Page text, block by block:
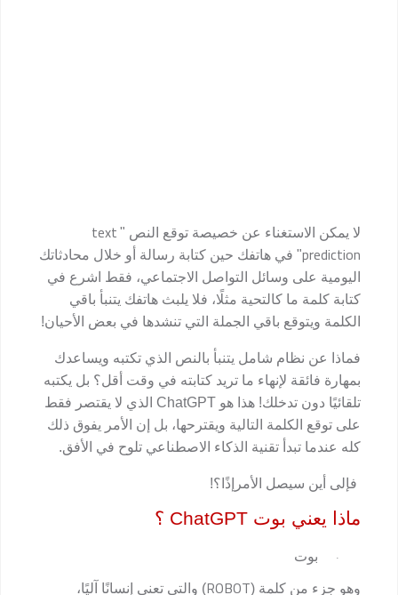
لا يمكن الاستغناء عن خصيصة توقع النص "
text
prediction" في هاتفك حين كتابة رسالة أو خلال محادثاتك
اليومية على وسائل التواصل الاجتماعي، فقط اشرع في
كتابة كلمة ما كالتحية مثلًا، فلا يلبث هاتفك يتنبأ باقي
الكلمة ويتوقع باقي الجملة التي تنشدها في بعض الأحيان!
فماذا عن نظام شامل يتنبأ بالنص الذي تكتبه ويساعدك
بمهارة فائقة لإنهاء ما تريد كتابته في وقت أقل؟ بل يكتبه
تلقائيًا دون تدخلك! هذا هو ChatGPT الذي لا يقتصر فقط
على توقع الكلمة التالية ويقترحها، بل إن الأمر يفوق ذلك
كله عندما تبدأ تقنية الذكاء الاصطناعي تلوح في الأفق.
فإلى أين سيصل الأمرإذًا؟!
ماذا يعني بوت ChatGPT ؟
· بوت
وهو جزء من كلمة (ROBOT) والتي تعني إنسانًا آليًا،